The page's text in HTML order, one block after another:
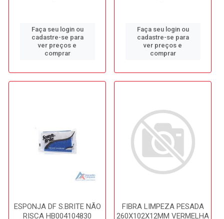
Faça seu login ou
cadastre-se para
ver preços e
comprar
Faça seu login ou
cadastre-se para
ver preços e
comprar
ESPONJA DF S.BRITE NÃO
RISCA HB004104830
FIBRA LIMPEZA PESADA
260X102X12MM VERMELHA